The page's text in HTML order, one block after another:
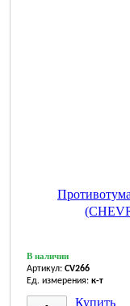
В наличии
Артикул: CV266
Ед. измерения: к-т
Купить